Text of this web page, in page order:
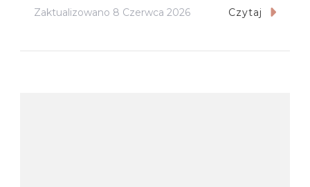
Zaktualizowano 8 Czerwca 2026 Czytaj